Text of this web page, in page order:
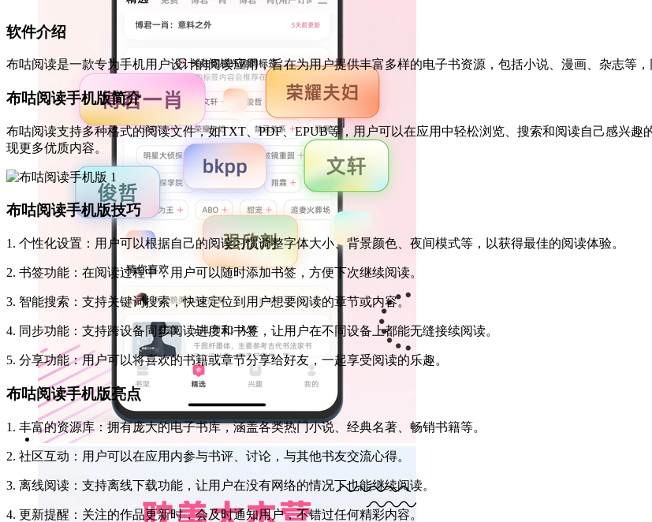
软件介绍
布咕阅读是一款专为手机用户设计的阅读应用，旨在为用户提供丰富多样的电子书资源，包括小说、漫画、杂志等
布咕阅读手机版简介
布咕阅读支持多种格式的阅读文件，如TXT、PDF、EPUB等，用户可以在应用中轻松浏览、搜索和阅读自己感兴
现更多优质内容。
布咕阅读手机版技巧
1. 个性化设置：用户可以根据自己的阅读习惯调整字体大小、背景颜色、夜间模式等，以获得最佳的阅读体验。
2. 书签功能：在阅读过程中，用户可以随时添加书签，方便下次继续阅读。
3. 智能搜索：支持关键词搜索，快速定位到用户想要阅读的章节或内容。
4. 同步功能：支持跨设备同步阅读进度和书签，让用户在不同设备上都能无缝接续阅读。
5. 分享功能：用户可以将喜欢的书籍或章节分享给好友，一起享受阅读的乐趣。
布咕阅读手机版亮点
1. 丰富的资源库：拥有庞大的电子书库，涵盖各类热门小说、经典名著、畅销书籍等。
2. 社区互动：用户可以在应用内参与书评、讨论，与其他书友交流心得。
3. 离线阅读：支持离线下载功能，让用户在没有网络的情况下也能继续阅读。
4. 更新提醒：关注的作品更新时，会及时通知用户，不错过任何精彩内容。